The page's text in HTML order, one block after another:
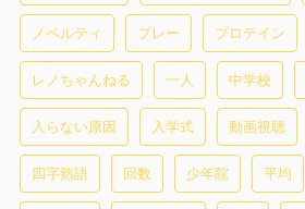
ノベルティ プレー プロテイン
レノちゃんねる 一人 中学校
入らない原因 入学式 動画視聴
四字熟語 回数 少年院 平均